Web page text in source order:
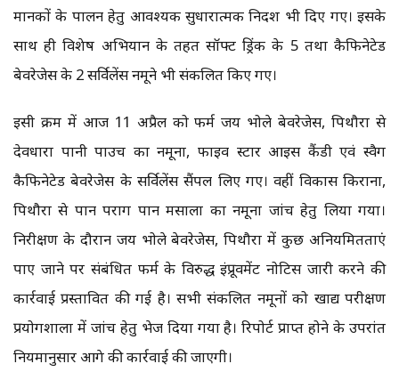
मानकों के पालन हेतु आवश्यक सुधारात्मक निर्देश भी दिए गए। इसके
साथ ही विशेष अभियान के तहत सॉफ्ट ड्रिंक के 5 तथा कैफिनेटेड
बेवरेजेस के 2 सर्विलेंस नमूने भी संकलित किए गए।
इसी क्रम में आज 11 अप्रैल को फर्म जय भोले बेवरेजेस, पिथौरा से
देवधारा पानी पाउच का नमूना, फाइव स्टार आइस कैंडी एवं स्वैग
कैफिनेटेड बेवरेजेस के सर्विलेंस सैंपल लिए गए। वहीं विकास किराना,
पिथौरा से पान पराग पान मसाला का नमूना जांच हेतु लिया गया।
निरीक्षण के दौरान जय भोले बेवरेजेस, पिथौरा में कुछ अनियमितताएं
पाए जाने पर संबंधित फर्म के विरुद्ध इंप्रूवमेंट नोटिस जारी करने की
कार्रवाई प्रस्तावित की गई है। सभी संकलित नमूनों को खाद्य परीक्षण
प्रयोगशाला में जांच हेतु भेज दिया गया है। रिपोर्ट प्राप्त होने के उपरांत
नियमानुसार आगे की कार्रवाई की जाएगी।